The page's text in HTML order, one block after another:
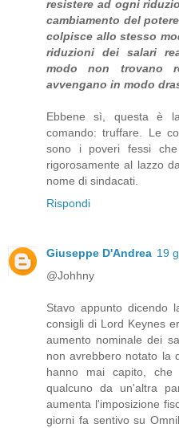
resistere ad ogni
cambiamento del
colpisce allo stesso
riduzioni dei salari
modo non trovano
avvengano in modo
Ebbene sì, questa è
comando: truffare. Le
sono i poveri fessi
rigorosamente al lazzo
nome di sindacati.
Rispondi
Giuseppe D'Andrea 19
@Johhny
Stavo appunto dicendo
consigli di Lord Keynes
aumento nominale dei
non avrebbero notato la
hanno mai capito,
qualcuno da un'altra
aumenta l'imposizione
giorni fa sentivo su